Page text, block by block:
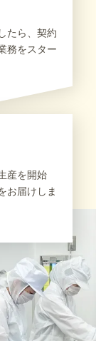
たら、契約
務をスター
産を開始
お届けしま